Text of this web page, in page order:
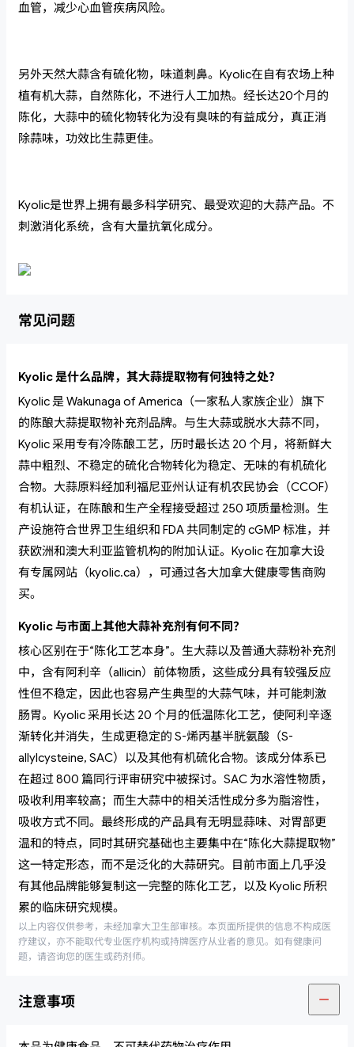
血管，减少心血管疾病风险。
另外天然大蒜含有硫化物，味道刺鼻。Kyolic在自有农场上种
植有机大蒜，自然陈化，不进行人工加热。经长达20个月的
陈化，大蒜中的硫化物转化为没有臭味的有益成分，真正消
除蒜味，功效比生蒜更佳。
Kyolic是世界上拥有最多科学研究、最受欢迎的大蒜产品。不
刺激消化系统，含有大量抗氧化成分。
常见问题
Kyolic 是什么品牌，其大蒜提取物有何独特之处？
Kyolic 是 Wakunaga of America（一家私人家族企业）旗下
的陈酿大蒜提取物补充剂品牌。与生大蒜或脱水大蒜不同，
Kyolic 采用专有冷陈酿工艺，历时最长达 20 个月，将新鲜大
蒜中粗烈、不稳定的硫化合物转化为稳定、无味的有机硫化
合物。大蒜原料经加利福尼亚州认证有机农民协会（CCOF）
有机认证，在陈酿和生产全程接受超过 250 项质量检测。生
产设施符合世界卫生组织和 FDA 共同制定的 cGMP 标准，并
获欧洲和澳大利亚监管机构的附加认证。Kyolic 在加拿大设
有专属网站（kyolic.ca），可通过各大加拿大健康零售商购
买。
Kyolic 与市面上其他大蒜补充剂有何不同？
核心区别在于“陈化工艺本身”。生大蒜以及普通大蒜粉补充剂
中，含有阿利辛（allicin）前体物质，这些成分具有较强反应
性但不稳定，因此也容易产生典型的大蒜气味，并可能刺激
肠胃。Kyolic 采用长达 20 个月的低温陈化工艺，使阿利辛逐
渐转化并消失，生成更稳定的 S-烯丙基半胱氨酸（S-
allylcysteine, SAC）以及其他有机硫化合物。该成分体系已
在超过 800 篇同行评审研究中被探讨。SAC 为水溶性物质，
吸收利用率较高；而生大蒜中的相关活性成分多为脂溶性，
吸收方式不同。最终形成的产品具有无明显蒜味、对胃部更
温和的特点，同时其研究基础也主要集中在“陈化大蒜提取物”
这一特定形态，而不是泛化的大蒜研究。目前市面上几乎没
有其他品牌能够复制这一完整的陈化工艺，以及 Kyolic 所积
累的临床研究规模。
以上内容仅供参考，未经加拿大卫生部审核。本页面所提供的信息不构成医
疗建议，亦不能取代专业医疗机构或持牌医疗从业者的意见。如有健康问
题，请咨询您的医生或药剂师。
注意事项